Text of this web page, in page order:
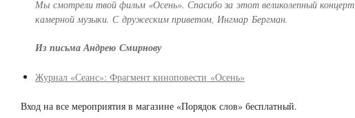
Мы смотрели твой фильм «Осень». Спасибо за этот великолепный концерт
камерной музыки. С дружеским приветом, Ингмар Бергман.
Из письма Андрею Смирнову
Журнал «Сеанс»: Фрагмент киноповести «Осень»
Вход на все мероприятия в магазине «Порядок слов» бесплатный.